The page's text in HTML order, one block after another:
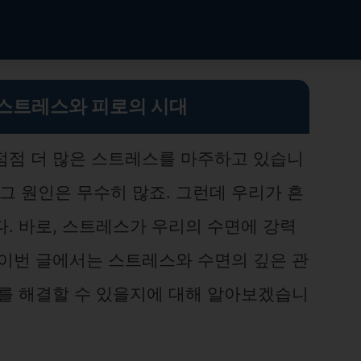
트레스와 피로의 시대
더 많은 스트레스를 마주하고 있습니
원인은 무수히 많죠. 그런데 우리가 흔
바로, 스트레스가 우리의 수면에 강력
번 글에서는 스트레스와 수면의 깊은 관
해결할 수 있을지에 대해 알아보겠습니